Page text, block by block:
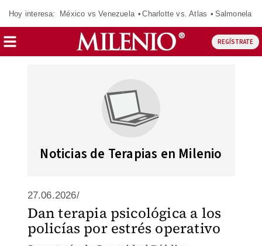
Hoy interesa: México vs Venezuela Charlotte vs. Atlas Salmonela
REGÍSTRATE
Noticias de Terapias en Milenio
27.06.2026/
Dan terapia psicológica a los
policías por estrés operativo